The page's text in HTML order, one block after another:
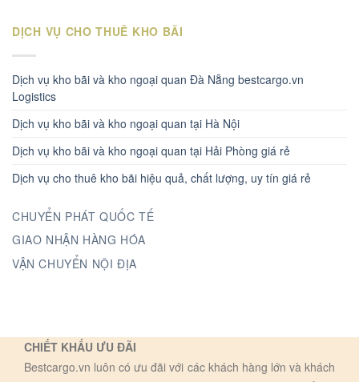
DỊCH VỤ CHO THUÊ KHO BÃI
Dịch vụ kho bãi và kho ngoại quan Đà Nẵng bestcargo.vn
Logistics
Dịch vụ kho bãi và kho ngoại quan tại Hà Nội
Dịch vụ kho bãi và kho ngoại quan tại Hải Phòng giá rẻ
Dịch vụ cho thuê kho bãi hiệu quả, chất lượng, uy tín giá rẻ
CHUYỂN PHÁT QUỐC TẾ
GIAO NHẬN HÀNG HÓA
VẬN CHUYỂN NỘI ĐỊA
CHIẾT KHẤU ƯU ĐÃI
Bestcargo.vn luôn có ưu đãi với các khách hàng lớn và khách